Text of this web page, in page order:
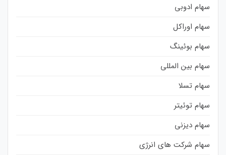
سهام ادوبی
سهام اوراکل
سهام بوئینگ
سهام بین المللی
سهام تسلا
سهام توئیتر
سهام دیزنی
سهام شرکت های انرژی